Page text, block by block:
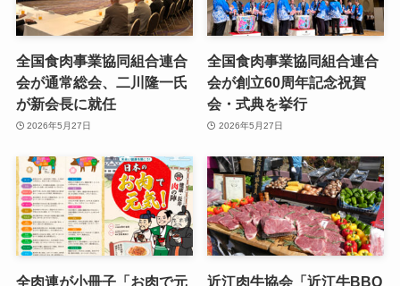
全国食肉事業協同組合連合
会が通常総会、二川隆一氏
が新会長に就任
2026年5月27日
全国食肉事業協同組合連合
会が創立60周年記念祝賀
会・式典を挙行
2026年5月27日
全肉連が小冊子「お肉で元 近江肉牛協会「近江牛BBQ